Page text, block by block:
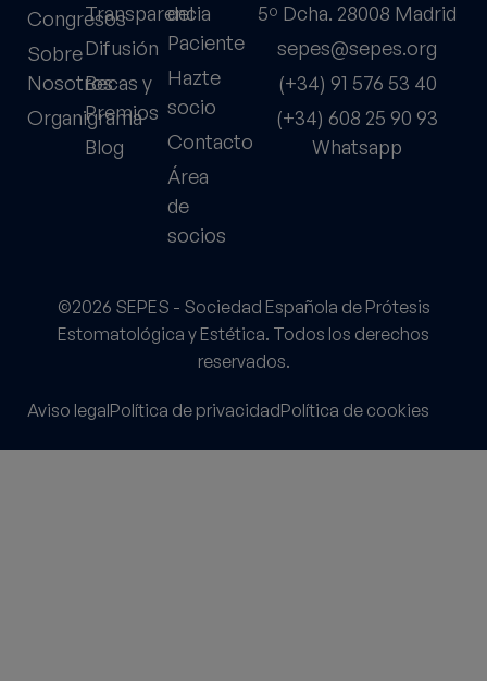
Congresos
Sobre
Nosotros
Organigrama
Transparencia
Difusión
Becas y
Premios
Blog
del
Paciente
Hazte
socio
Contacto
Área
de
socios
5º Dcha. 28008 Madrid
sepes@sepes.org
(+34) 91 576 53 40
(+34) 608 25 90 93
Whatsapp
©2026 SEPES - Sociedad Española de Prótesis
Estomatológica y Estética. Todos los derechos
reservados.
Aviso legalPolítica de privacidadPolítica de cookies